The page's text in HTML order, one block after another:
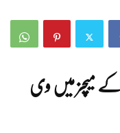
کے میچز میں وی